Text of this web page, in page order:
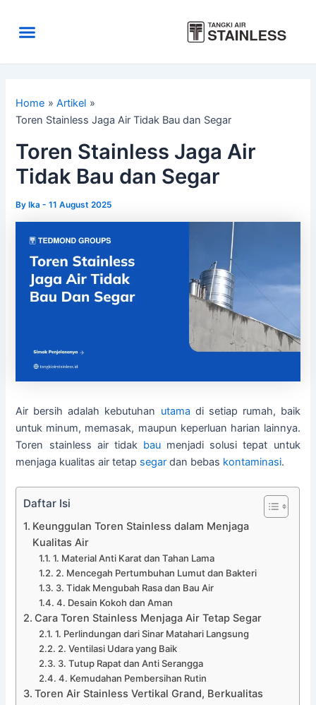
contentMenu
Home
Artikel
Toren Stainless Jaga Air Tidak Bau dan Segar
Toren Stainless Jaga Air
Tidak Bau dan Segar
ByIka-11 August 2025
Air bersih adalah kebutuhan utama di setiap rumah, baik
untuk minum, memasak, maupun keperluan harian lainnya.
Toren stainless air tidak bau menjadi solusi tepat untuk
menjaga kualitas air tetap segar dan bebas kontaminasi.
Daftar Isi
Keunggulan Toren Stainless dalam Menjaga
Kualitas Air
1. Material Anti Karat dan Tahan Lama
2. Mencegah Pertumbuhan Lumut dan Bakteri
3. Tidak Mengubah Rasa dan Bau Air
4. Desain Kokoh dan Aman
Cara Toren Stainless Menjaga Air Tetap Segar
1. Perlindungan dari Sinar Matahari Langsung
2. Ventilasi Udara yang Baik
3. Tutup Rapat dan Anti Serangga
4. Kemudahan Pembersihan Rutin
Toren Air Stainless Vertikal Grand, Berkualitas